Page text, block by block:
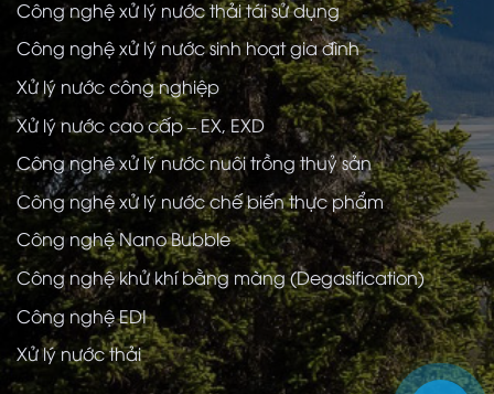
Công nghệ xử lý nước thải tái sử dụng
Công nghệ xử lý nước sinh hoạt gia đình
Xử lý nước công nghiệp
Xử lý nước cao cấp – EX, EXD
Công nghệ xử lý nước nuôi trồng thuỷ sản
Công nghệ xử lý nước chế biến thực phẩm
Công nghệ Nano Bubble
Công nghệ khử khí bằng màng (Degasification)
Công nghệ EDI
Xử lý nước thải